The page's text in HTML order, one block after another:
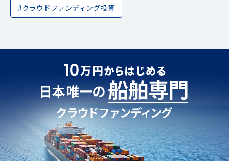
#クラウドファンディング投資